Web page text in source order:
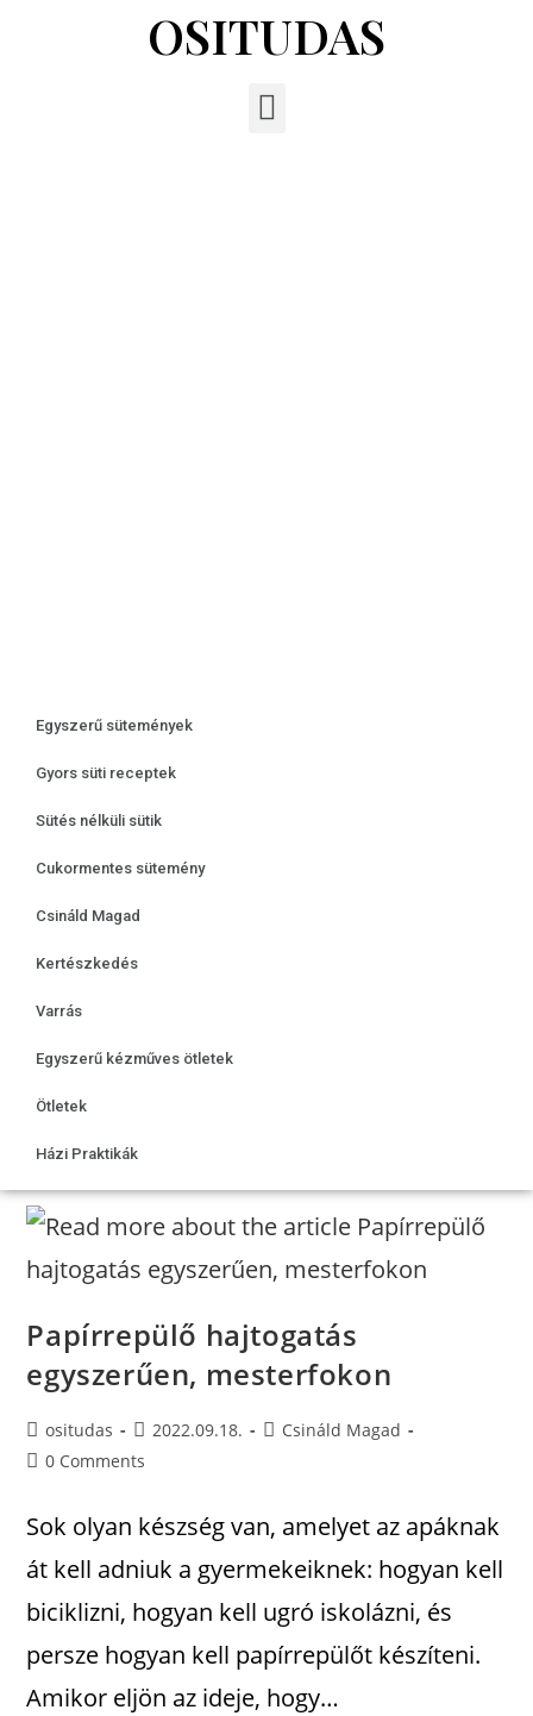
OSITUDAS
Egyszerű sütemények
Gyors süti receptek
Sütés nélküli sütik
Cukormentes sütemény
Csináld Magad
Kertészkedés
Varrás
Egyszerű kézműves ötletek
Ötletek
Házi Praktikák
Papírrepülő hajtogatás
egyszerűen, mesterfokon
ositudas 2022.09.18.
Csináld Magad
0 Comments
Sok olyan készség van, amelyet az apáknak
át kell adniuk a gyermekeiknek: hogyan kell
biciklizni, hogyan kell ugró iskolázni, és
persze hogyan kell papírrepülőt készíteni.
Amikor eljön az ideje, hogy…